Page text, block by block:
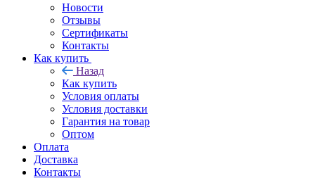
Новости
Отзывы
Сертификаты
Контакты
Как купить
Назад
Как купить
Условия оплаты
Условия доставки
Гарантия на товар
Оптом
Оплата
Доставка
Контакты